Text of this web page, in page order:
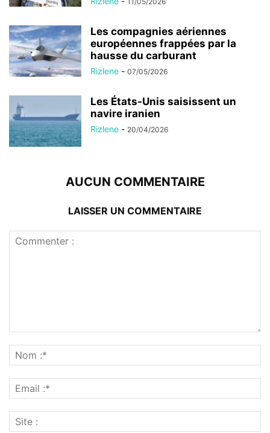
Les compagnies aériennes
européennes frappées par la
hausse du carburant
Rizlene - 07/05/2026
Les États-Unis saisissent un
navire iranien
Rizlene - 20/04/2026
AUCUN COMMENTAIRE
LAISSER UN COMMENTAIRE